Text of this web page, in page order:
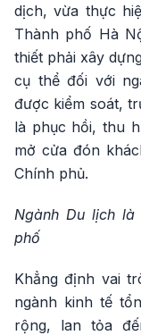
dịch, vừa thực
Thành phố Hà
thiết phải xây
cụ thể đối với
được kiểm soát,
là phục hồi, thu
mở cửa đón
Chính phủ.
Ngành Du lịch
phố
Khẳng định vai
ngành kinh tế
rộng, lan tỏa